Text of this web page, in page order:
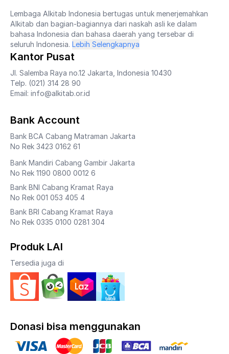
Lembaga Alkitab Indonesia bertugas untuk menerjemahkan
Alkitab dan bagian-bagiannya dari naskah asli ke dalam
bahasa Indonesia dan bahasa daerah yang tersebar di
seluruh Indonesia. Lebih Selengkapnya
Kantor Pusat
Jl. Salemba Raya no.12 Jakarta, Indonesia 10430
Telp. (021) 314 28 90
Email: info@alkitab.or.id
Bank Account
Bank BCA Cabang Matraman Jakarta
No Rek 3423 0162 61
Bank Mandiri Cabang Gambir Jakarta
No Rek 1190 0800 0012 6
Bank BNI Cabang Kramat Raya
No Rek 001 053 405 4
Bank BRI Cabang Kramat Raya
No Rek 0335 0100 0281 304
Produk LAI
Tersedia juga di
Donasi bisa menggunakan